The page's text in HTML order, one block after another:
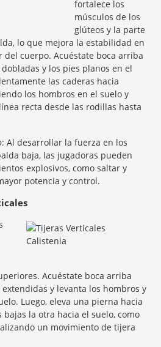
fortalece los
músculos de los
glúteos y la parte
lo que mejora la estabilidad en
cuerpo. Acuéstate boca arriba
y los pies planos en el
las caderas hacia
los hombros en el suelo y
recta desde las rodillas hasta
: Al desarrollar la fuerza en los
baja, las jugadoras pueden
explosivos, como saltar y
potencia y control.
Acuéstate boca arriba
y levanta los hombros y
Luego, eleva una pierna hacia
la otra hacia el suelo, como
un movimiento de tijera